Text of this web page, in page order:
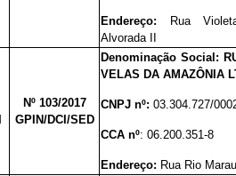
Endereço: Rua
Alvorada II
Nº 103/2017
GPIN/DCI/SED
Denominação Social:
VELAS DA AMAZÔNIA
CNPJ nº:03.304.727/
CCA nº:06.200.351-8
Endereço: Rua Rio